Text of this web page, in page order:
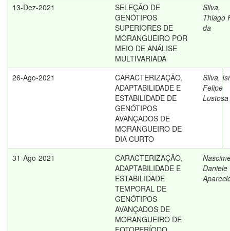
13-Dez-2021
SELEÇÃO DE
GENÓTIPOS
SUPERIORES DE
MORANGUEIRO POR
MEIO DE ANÁLISE
MULTIVARIADA
Silva,
Thiago
da
26-Ago-2021
CARACTERIZAÇÃO,
ADAPTABILIDADE E
ESTABILIDADE DE
GENÓTIPOS
AVANÇADOS DE
MORANGUEIRO DE
DIA CURTO
Silva,
Felipe
31-Ago-2021
CARACTERIZAÇÃO,
ADAPTABILIDADE E
ESTABILIDADE
TEMPORAL DE
GENÓTIPOS
AVANÇADOS DE
MORANGUEIRO DE
Daniele